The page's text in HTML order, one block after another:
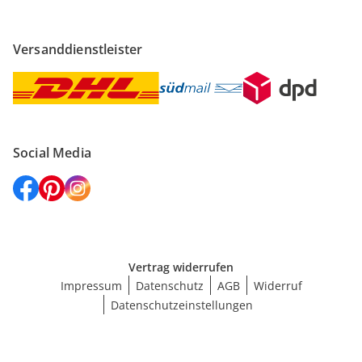
Versanddienstleister
Social Media
Vertrag widerrufen
Impressum
Datenschutz AGB
Widerruf
Datenschutzeinstellungen